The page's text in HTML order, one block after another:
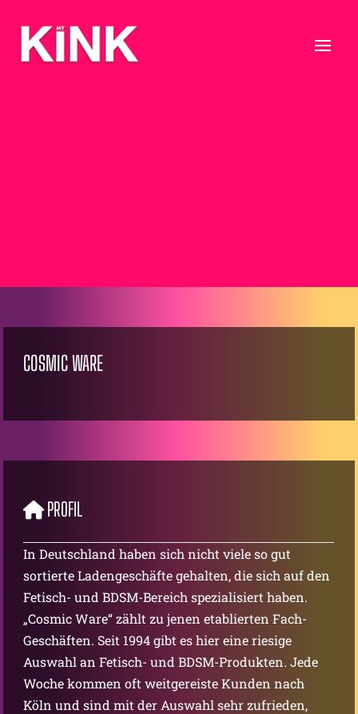
COSMIC WARE
PROFIL
In Deutschland haben sich nicht viele so gut
sortierte Ladengeschäfte gehalten, die sich auf den
Fetisch- und BDSM-Bereich spezialisiert haben.
„Cosmic Ware“ zählt zu jenen etablierten Fach-
Geschäften. Seit 1994 gibt es hier eine riesige
Auswahl an Fetisch- und BDSM-Produkten. Jede
Woche kommen oft weitgereiste Kunden nach
Köln und sind mit der Auswahl sehr zufrieden,